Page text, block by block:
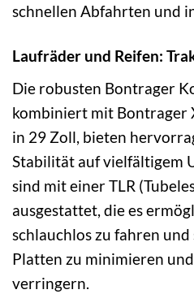
schnellen Abfahrten und
Laufräder und Reifen:
Die robusten Bontrager
kombiniert mit Bontrager
in 29 Zoll, bieten
Stabilität auf vielfältigem
sind mit einer TLR
ausgestattet, die es
schlauchlos zu fahren und
Platten zu minimieren
verringern.